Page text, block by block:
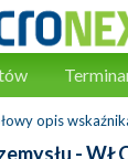
opis
-